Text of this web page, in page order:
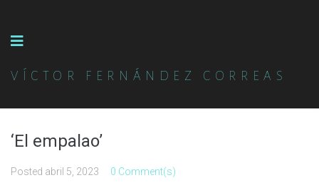
VÍCTOR FERNÁNDEZ CORREAS
‘El empalao’
Posted abril 5, 2023 0 Comment(s)